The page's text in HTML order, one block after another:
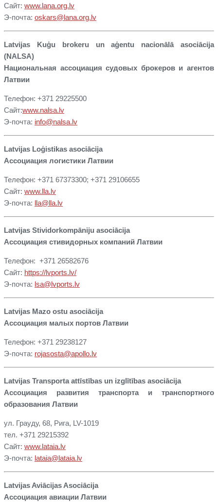
Сайт: www.lana.org.lv
Э-почта: oskars@lana.org.lv
Latvijas Kuģu brokeru un aģentu nacionālā asociācija
(NALSA)
Национальная ассоциация судовых брокеров и агентов
Латвии
Телефон: +371 29225500
Сайт:www.nalsa.lv
Э-почта: info@nalsa.lv
Latvijas Loģistikas asociācija
Ассоциация логистики Латвии
Телефон: +371 67373300; +371 29106655
Сайт: www.lla.lv
Э-почта: lla@lla.lv
Latvijas Stividorkompāniju asociācija
Ассоциация стивидорных компаний Латвии
Телефон: +371 26582676
Сайт: https://lvports.lv/
Э-почта: lsa@lvports.lv
Latvijas Mazo ostu asociācija
Ассоциация малых портов Латвии
Телефон: +371 29238127
Э-почта: rojasosta@apollo.lv
Latvijas Transporta attīstības un izglītības asociācija
Ассоциация развития транспорта и транспортного
образования Латвии
ул. Грауду, 68, Рига, LV-1019
тел. +371 29215392
Сайт: www.lataia.lv
Э-почта: lataia@lataia.lv
Latvijas Aviācijas Asociācija
Ассоциация авиации Латвии